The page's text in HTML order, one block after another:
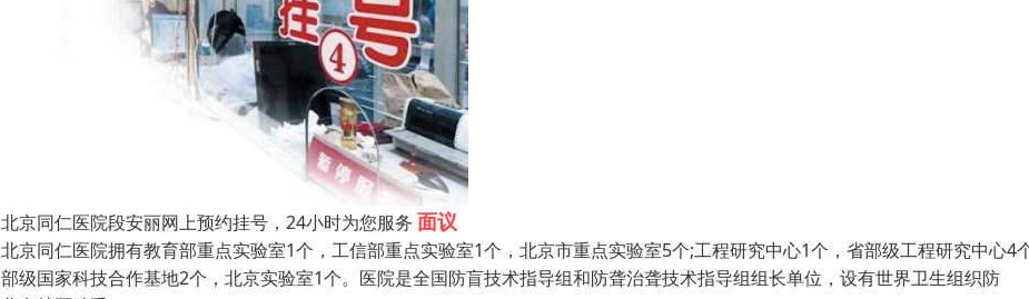
北京同仁医院段安丽网上预约挂号，24小时为您服务 面议
北京同仁医院拥有教育部重点实验室1个，工信部重点实验室1个，北京市重点实验室5个;工程研究中心1个，省部级工程研究中心4
部级国家科技合作基地2个，北京实验室1个。医院是全国防盲技术指导组和防聋治聋技术指导组组长单位，设有世界卫生组织防